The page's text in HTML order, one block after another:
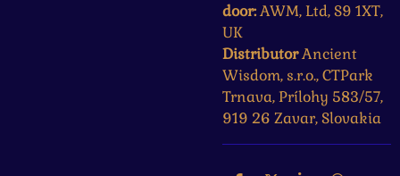
door:AWM, Ltd, S9 1XT,
UK
DistributorAncient
Wisdom, s.r.o., CTPark
Trnava, Prílohy 583/57,
919 26 Zavar, Slovakia